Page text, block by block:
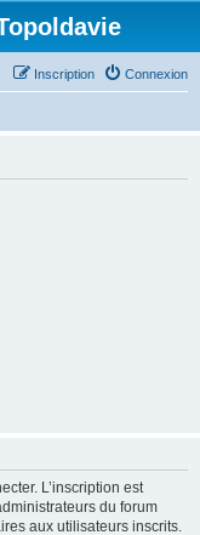
Connexion
Inscription
L’inscription est
du forum
aux utilisateurs inscrits.